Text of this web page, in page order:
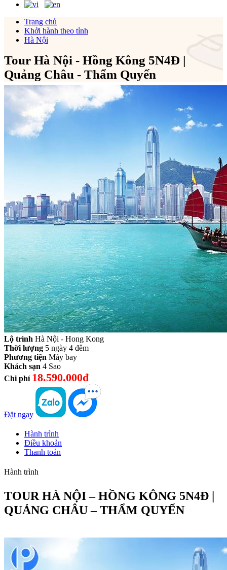
Trang chủ
Khởi hành theo tỉnh
Hà Nội
Tour Hà Nội - Hồng Kông 5N4Đ |
Quảng Châu - Thẩm Quyến
Lộ trình Hà Nội - Hong Kong
Thời lượng 5 ngày 4 đêm
Phương tiện Máy bay
Khách sạn 4 Sao
Chi phí 18.590.000đ
Đặt ngay
Hành trình
Điều khoản
Thanh toán
Hành trình
TOUR HÀ NỘI – HỒNG KÔNG 5N4Đ |
QUẢNG CHÂU – THẨM QUYẾN